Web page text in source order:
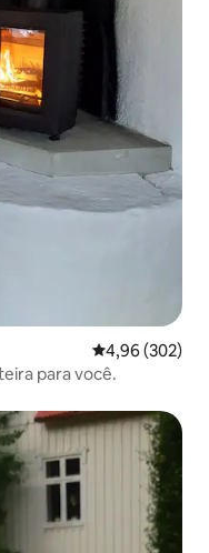
4,96 de uma
4,96 (302)
inteira para você.